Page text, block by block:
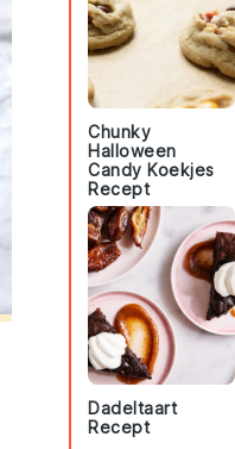
Chunky
Halloween
Candy Koekjes
Recept
Dadeltaart
Recept